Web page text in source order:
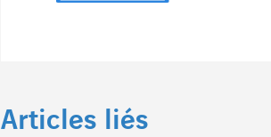
Articles liés